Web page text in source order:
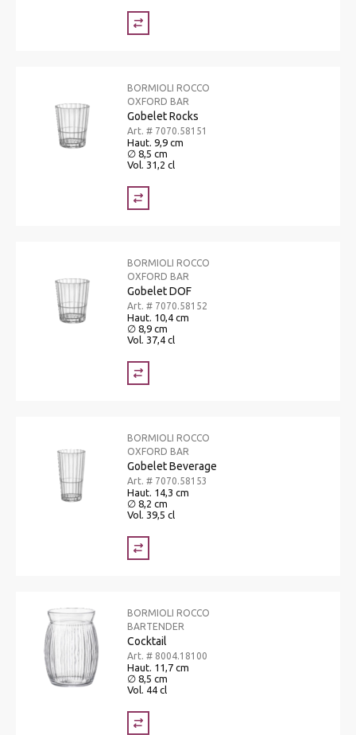
BORMIOLI ROCCO
OXFORD BAR
Gobelet Rocks
Art. # 7070.58151
Haut. 9,9 cm
∅ 8,5 cm
Vol. 31,2 cl
BORMIOLI ROCCO
OXFORD BAR
Gobelet DOF
Art. # 7070.58152
Haut. 10,4 cm
∅ 8,9 cm
Vol. 37,4 cl
BORMIOLI ROCCO
OXFORD BAR
Gobelet Beverage
Art. # 7070.58153
Haut. 14,3 cm
∅ 8,2 cm
Vol. 39,5 cl
BORMIOLI ROCCO
BARTENDER
Cocktail
Art. # 8004.18100
Haut. 11,7 cm
∅ 8,5 cm
Vol. 44 cl